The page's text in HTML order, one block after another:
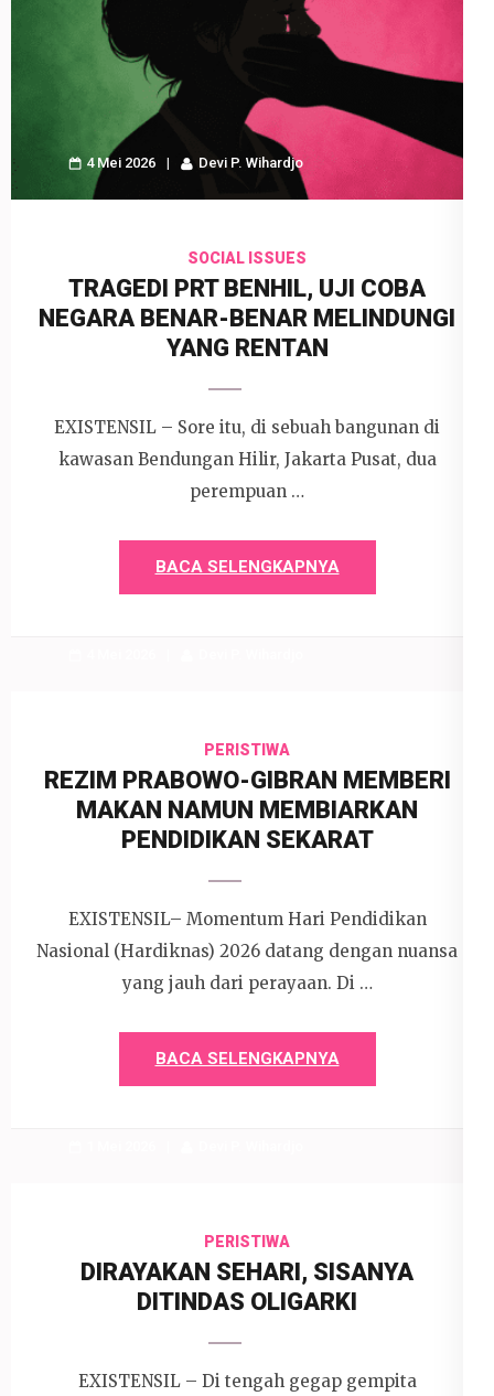
4 Mei 2026 Devi P. Wihardjo
SOCIAL ISSUES
TRAGEDI PRT BENHIL, UJI COBA
NEGARA BENAR-BENAR MELINDUNGI
YANG RENTAN
EXISTENSIL – Sore itu, di sebuah bangunan di
kawasan Bendungan Hilir, Jakarta Pusat, dua
perempuan …
BACA SELENGKAPNYA
PERISTIWA
REZIM PRABOWO-GIBRAN MEMBERI
MAKAN NAMUN MEMBIARKAN
PENDIDIKAN SEKARAT
EXISTENSIL– Momentum Hari Pendidikan
Nasional (Hardiknas) 2026 datang dengan nuansa
yang jauh dari perayaan. Di …
BACA SELENGKAPNYA
PERISTIWA
DIRAYAKAN SEHARI, SISANYA
DITINDAS OLIGARKI
EXISTENSIL – Di tengah gegap gempita